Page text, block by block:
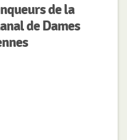
de la
de Dames